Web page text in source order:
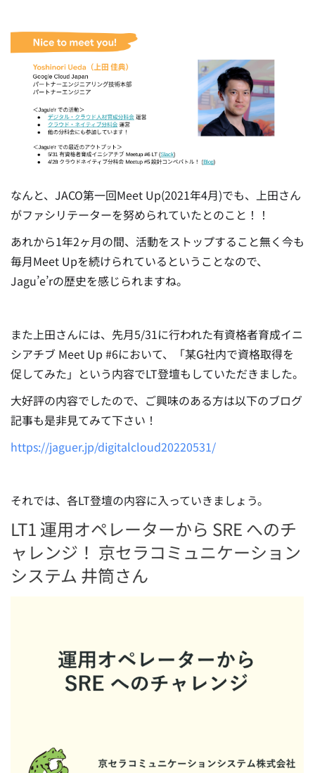
なんと、JACO第一回Meet Up(2021年4月)でも、上田さん
がファシリテーターを努められていたとのこと！！
あれから1年2ヶ月の間、活動をストップすること無く今も
毎月Meet Upを続けられているということなので、
Jagu’e’rの歴史を感じられますね。
また上田さんには、先月5/31に行われた有資格者育成イニ
シアチブ Meet Up #6において、「某G社内で資格取得を
促してみた」という内容でLT登壇もしていただきました。
大好評の内容でしたので、ご興味のある方は以下のブログ
記事も是非見てみて下さい！
https://jaguer.jp/digitalcloud20220531/
それでは、各LT登壇の内容に入っていきましょう。
LT1 運用オペレーターから SRE へのチ
ャレンジ！ 京セラコミュニケーション
システム 井筒さん